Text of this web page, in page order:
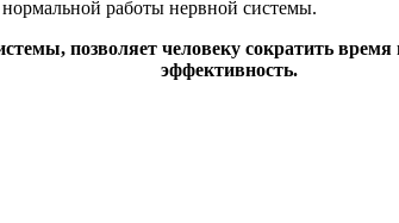
работы нервной системы.
позволяет человеку сократить
эффективность.